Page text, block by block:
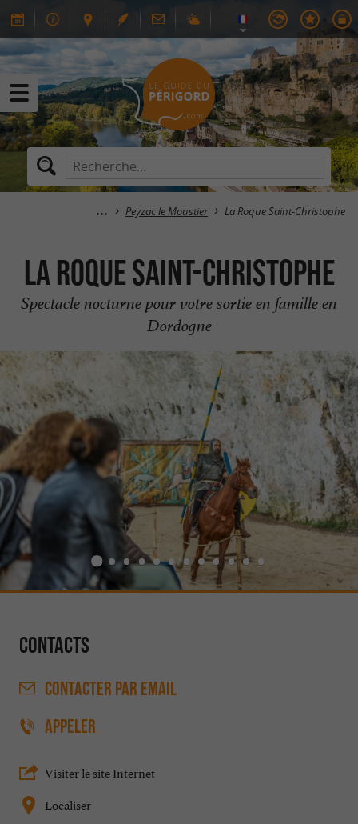
Peyzac le Moustier La Roque Saint-Christophe
La Roque Saint-Christophe
Spectacle nocturne pour votre sortie en famille en
Dordogne
Contacts
CONTACTER PAR EMAIL
APPELER
Visiter le site Internet
Localiser